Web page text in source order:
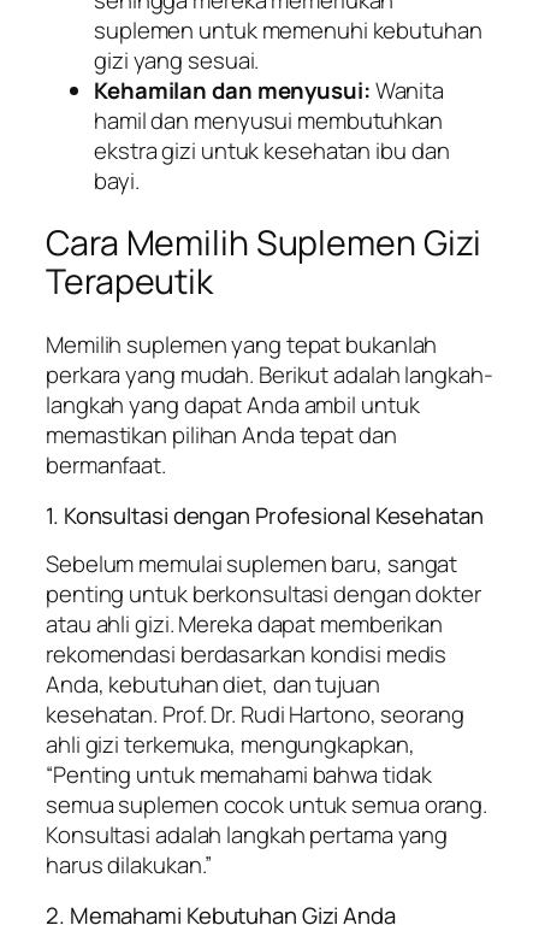
suplemen untuk memenuhi kebutuhan
gizi yang sesuai.
Kehamilan dan menyusui:Wanita
hamil dan menyusui membutuhkan
ekstra gizi untuk kesehatan ibu dan
bayi.
Cara Memilih Suplemen Gizi
Terapeutik
Memilih suplemen yang tepat bukanlah
perkara yang mudah. Berikut adalah langkah-
langkah yang dapat Anda ambil untuk
memastikan pilihan Anda tepat dan
bermanfaat.
1. Konsultasi dengan Profesional Kesehatan
Sebelum memulai suplemen baru, sangat
penting untuk berkonsultasi dengan dokter
atau ahli gizi. Mereka dapat memberikan
rekomendasi berdasarkan kondisi medis
Anda, kebutuhan diet, dan tujuan
kesehatan. Prof. Dr. Rudi Hartono, seorang
ahli gizi terkemuka, mengungkapkan,
“Penting untuk memahami bahwa tidak
semua suplemen cocok untuk semua orang.
Konsultasi adalah langkah pertama yang
harus dilakukan.”
2. Memahami Kebutuhan Gizi Anda